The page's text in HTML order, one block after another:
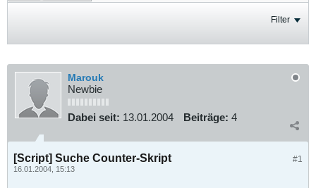
Filter
Marouk
Newbie
Dabei seit: 13.01.2004 Beiträge: 4
#1
[Script] Suche Counter-Skript
16.01.2004, 15:13